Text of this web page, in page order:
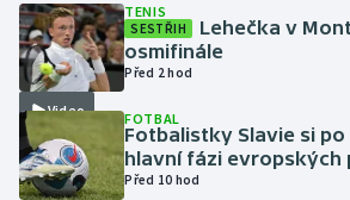
Házená
Jezdectví
Judo
Krasobruslení
Video
TENIS
SESTŘIH
Lehečka v
osmifinále
Před 2 hod
FOTBAL
Fotbalistky Slavie si
hlavní fázi evropských
Před 10 hod